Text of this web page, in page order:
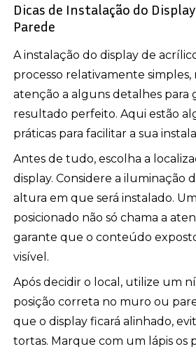
Dicas de Instalação do
Parede
A instalação do display de
processo relativamente simples,
atenção a alguns detalhes para
resultado perfeito. Aqui estão
práticas para facilitar a sua
Antes de tudo, escolha a
display. Considere a iluminação
altura em que será instalado.
posicionado não só chama a
garante que o conteúdo
visível.
Após decidir o local, utilize um
posição correta no muro ou
que o display ficará alinhado,
tortas. Marque com um lápis os